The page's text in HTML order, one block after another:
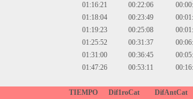
01:16:21 00:22:06
01:18:04 00:23:49
01:19:23 00:25:08
01:25:52 00:31:37
01:31:00 00:36:45
01:47:26 00:53:11
TIEMPO Dif1roCat DifAntCat